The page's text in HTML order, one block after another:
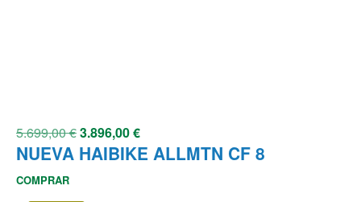
5.699,00€3.896,00€
NUEVA HAIBIKE ALLMTN CF 8
COMPRAR